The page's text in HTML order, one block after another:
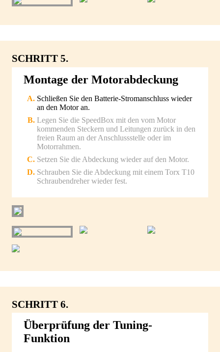
SCHRITT 5.
Montage der Motorabdeckung
Schließen Sie den Batterie-Stromanschluss wieder
an den Motor an.
Legen Sie die SpeedBox mit den vom Motor
kommenden Steckern und Leitungen zurück in den
freien Raum an der Anschlussstelle oder im
Motorrahmen.
Setzen Sie die Abdeckung wieder auf den Motor.
Schrauben Sie die Abdeckung mit einem Torx T10
Schraubendreher wieder fest.
SCHRITT 6.
Überprüfung der Tuning-
Funktion